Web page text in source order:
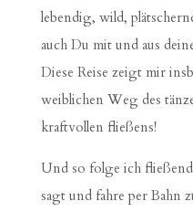
lebendig, wild,
auch Du mit und aus
Diese Reise zeigt mir
weiblichen Weg des
kraftvollen fließens!
Und so folge ich
sagt und fahre per Bahn